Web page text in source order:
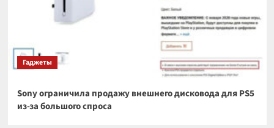
Гаджеты
Sony ограничила продажу внешнего дисковода для PS5
из-за большого спроса